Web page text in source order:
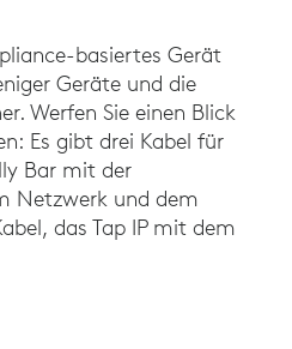
basiertes Gerät
Geräte und die
Werfen Sie einen Blick
Es gibt drei Kabel für
Bar mit der
Netzwerk und dem
das Tap IP mit dem